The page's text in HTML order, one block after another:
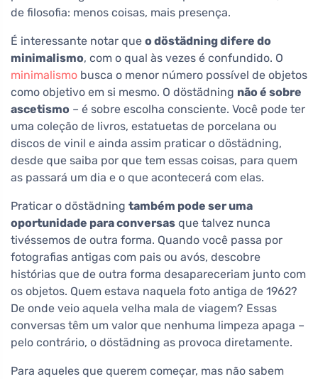
de filosofia: menos coisas, mais presença.
É interessante notar que o döstädning difere do
minimalismo, com o qual às vezes é confundido. O
minimalismo busca o menor número possível de objetos
como objetivo em si mesmo. O döstädning não é sobre
ascetismo – é sobre escolha consciente. Você pode ter
uma coleção de livros, estatuetas de porcelana ou
discos de vinil e ainda assim praticar o döstädning,
desde que saiba por que tem essas coisas, para quem
as passará um dia e o que acontecerá com elas.
Praticar o döstädning também pode ser uma
oportunidade para conversas que talvez nunca
tivéssemos de outra forma. Quando você passa por
fotografias antigas com pais ou avós, descobre
histórias que de outra forma desapareceriam junto com
os objetos. Quem estava naquela foto antiga de 1962?
De onde veio aquela velha mala de viagem? Essas
conversas têm um valor que nenhuma limpeza apaga –
pelo contrário, o döstädning as provoca diretamente.
Para aqueles que querem começar, mas não sabem